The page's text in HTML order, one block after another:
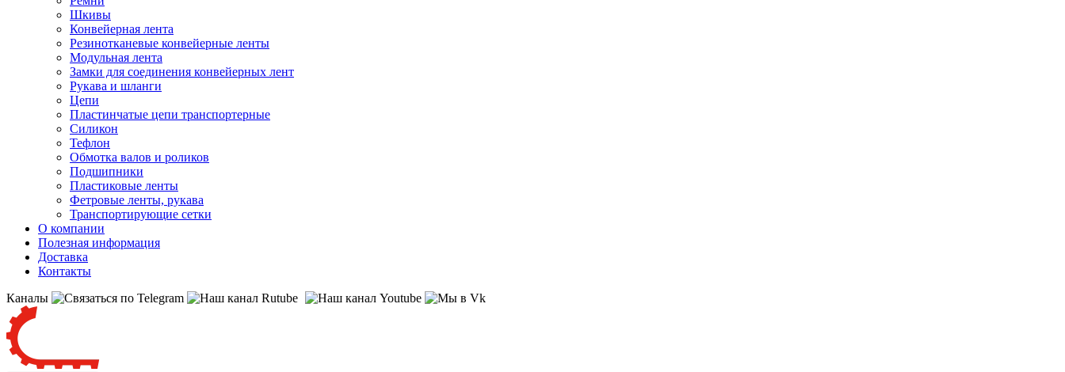
Шкивы
Конвейерная лента
Резинотканевые конвейерные ленты
Модульная лента
Замки для соединения конвейерных лент
Рукава и шланги
Цепи
Пластинчатые цепи транспортерные
Силикон
Тефлон
Обмотка валов и роликов
Подшипники
Пластиковые ленты
Фетровые ленты, рукава
Транспортирующие сетки
О компании
Полезная информация
Доставка
Контакты
Каналы